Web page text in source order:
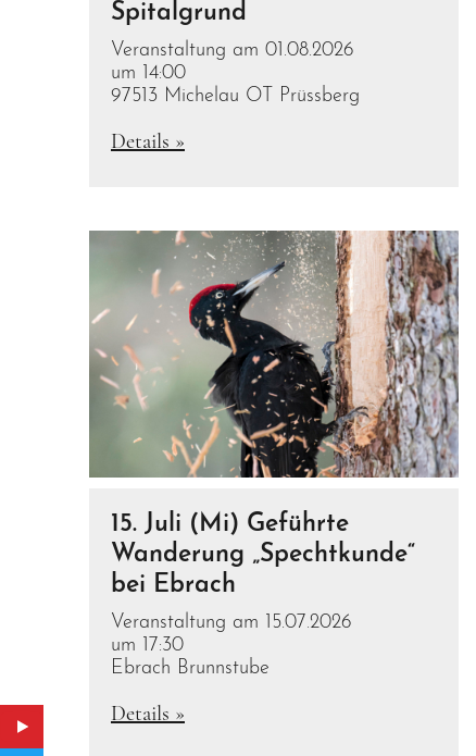
Spitalgrund
Veranstaltung am 01.08.2026
um 14:00
97513 Michelau OT Prüssberg
Details »
15. Juli (Mi) Geführte
Wanderung „Spechtkunde“
bei Ebrach
Veranstaltung am 15.07.2026
um 17:30
Ebrach Brunnstube
Details »